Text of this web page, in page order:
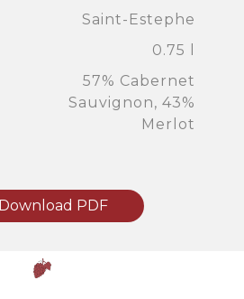
Saint-Estephe
0.75 l
57% Cabernet
Sauvignon, 43%
Merlot
Download PDF